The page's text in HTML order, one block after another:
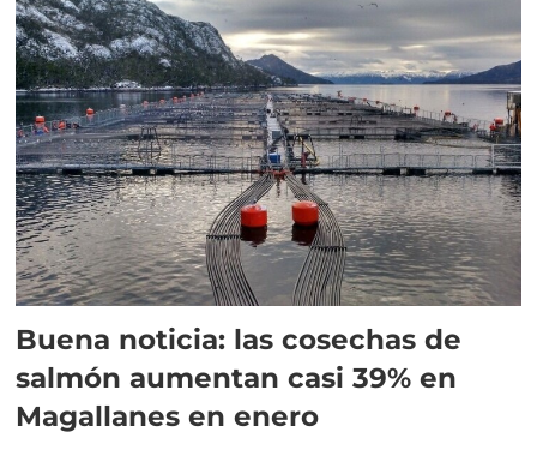
Buena noticia: las cosechas de
salmón aumentan casi 39% en
Magallanes en enero